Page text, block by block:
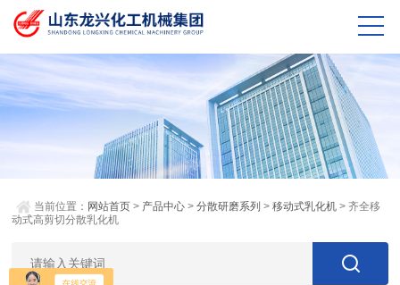
当前位置： 网站首页 > 产品中心 >分散研磨系列 >移动式乳化机 > 齐全移
动式高剪切分散乳化机